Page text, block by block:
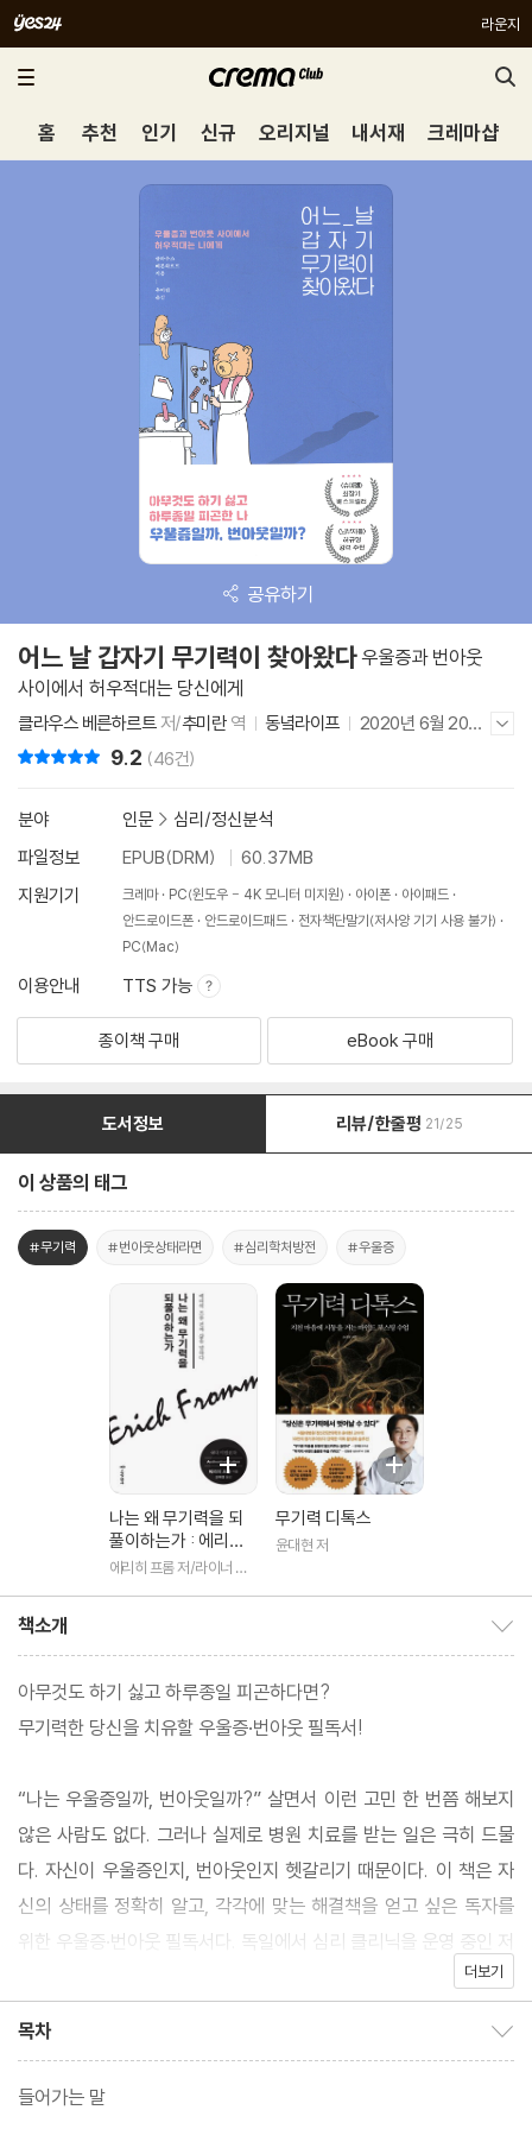
라운지
홈 추천 인기 신규 오리지널 내서재 크레마샵
공유하기
어느 날 갑자기 무기력이 찾아왔다우울증과 번아웃
사이에서 허우적대는 당신에게
클라우스 베른하르트저/추미란역 동녘라이프 2020년 6월 20일
9.2 (46건)
분야 인문 > 심리/정신분석
파일정보
EPUB(DRM)
60.37MB
지원기기
크레마 PC(윈도우 - 4K 모니터 미지원) 아이폰
아이패드
안드로이드폰
안드로이드패드
전자책단말기(저사양 기기 사용 불가)
PC(Mac)
이용안내 TTS 가능
종이책 구매 eBook 구매
도서정보 리뷰/한줄평 21/25
이 상품의 태그
#무기력 #번아웃상태라면 #심리학처방전 #우울증
나는 왜 무기력을 되
풀이하는가 : 에리히
프롬 진짜 삶을 말하
에리히 프롬 저/라이너 풍
무기력 디톡스
윤대현 저
책소개
아무것도 하기 싫고 하루종일 피곤하다면?
무기력한 당신을 치유할 우울증·번아웃 필독서!
“나는 우울증일까, 번아웃일까?” 살면서 이런 고민 한 번쯤 해보지
않은 사람도 없다. 그러나 실제로 병원 치료를 받는 일은 극히 드물
다. 자신이 우울증인지, 번아웃인지 헷갈리기 때문이다. 이 책은 자
신의 상태를 정확히 알고, 각각에 맞는 해결책을 얻고 싶은 독자를
위한 우울증·번아웃 필독서다. 독일에서 심리 클리닉을 운영 중인 저
자는 우울증과 번아웃을 약물로만 치료해선 극복할 수 없다고 말하
인간관계까지 다각도로 원인을 분석하기 때문에 자신의 문제점을
정확히 찾아낼 수 있는 것도 이 책만의 장점이다. 당신이 지금 우울
더보기
목차
들어가는 말